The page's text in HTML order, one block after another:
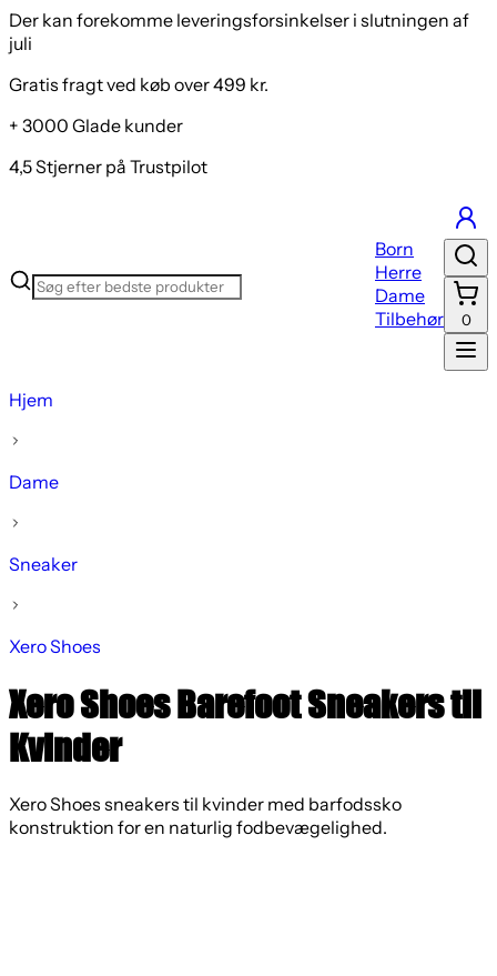
Der kan forekomme leveringsforsinkelser i slutningen af
juli
Gratis fragt ved køb over 499 kr.
+ 3000 Glade kunder
4,5 Stjerner på Trustpilot
Born
Herre
Dame
Tilbehør
0
Hjem
Dame
Sneaker
Xero Shoes
Xero Shoes Barefoot Sneakers til
Kvinder
Xero Shoes sneakers til kvinder med barfodssko
konstruktion for en naturlig fodbevægelighed.